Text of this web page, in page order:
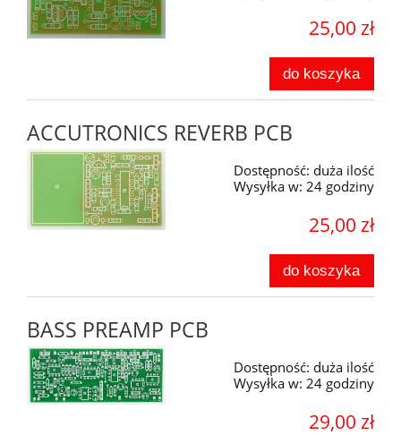
25,00 zł
do koszyka
ACCUTRONICS REVERB PCB
Dostępność: duża ilość
Wysyłka w: 24 godziny
25,00 zł
do koszyka
BASS PREAMP PCB
Dostępność: duża ilość
Wysyłka w: 24 godziny
29,00 zł